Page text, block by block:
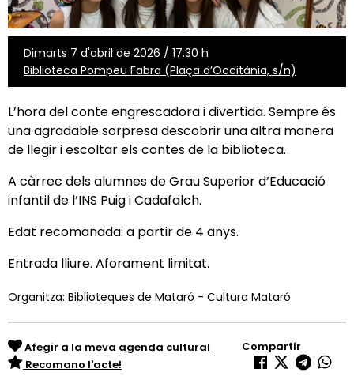
Dimarts 7 d'abril de 2026 / 17.30 h
Biblioteca Pompeu Fabra (Plaça d’Occitània, s/n)
L’hora del conte engrescadora i divertida. Sempre és
una agradable sorpresa descobrir una altra manera
de llegir i escoltar els contes de la biblioteca.
A càrrec dels alumnes de Grau Superior d’Educació
infantil de l’INS Puig i Cadafalch.
Edat recomanada: a partir de 4 anys.
Entrada lliure. Aforament limitat.
Organitza: Biblioteques de Mataró - Cultura Mataró
Afegir a la meva agenda cultural
Recomano l'acte!
Compartir